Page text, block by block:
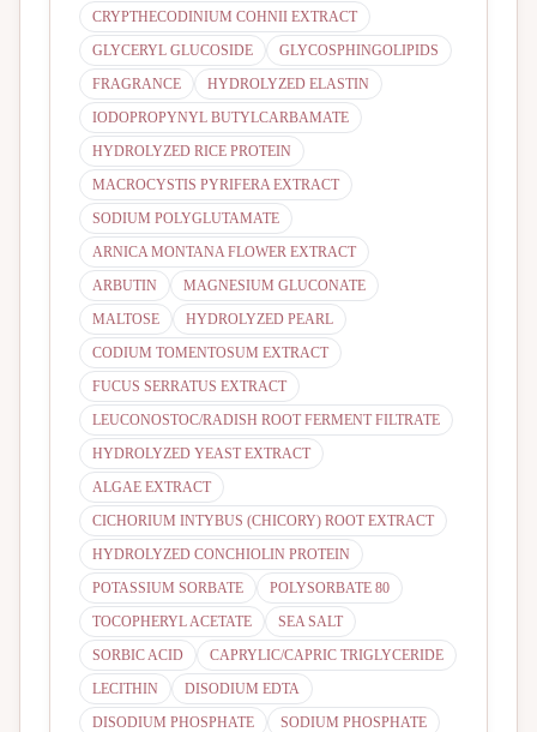
CRYPTHECODINIUM COHNII EXTRACT
GLYCERYL GLUCOSIDE
GLYCOSPHINGOLIPIDS
FRAGRANCE
HYDROLYZED ELASTIN
IODOPROPYNYL BUTYLCARBAMATE
HYDROLYZED RICE PROTEIN
MACROCYSTIS PYRIFERA EXTRACT
SODIUM POLYGLUTAMATE
ARNICA MONTANA FLOWER EXTRACT
ARBUTIN
MAGNESIUM GLUCONATE
MALTOSE
HYDROLYZED PEARL
CODIUM TOMENTOSUM EXTRACT
FUCUS SERRATUS EXTRACT
LEUCONOSTOC/RADISH ROOT FERMENT FILTRATE
HYDROLYZED YEAST EXTRACT
ALGAE EXTRACT
CICHORIUM INTYBUS (CHICORY) ROOT EXTRACT
HYDROLYZED CONCHIOLIN PROTEIN
POTASSIUM SORBATE
POLYSORBATE 80
TOCOPHERYL ACETATE
SEA SALT
SORBIC ACID
CAPRYLIC/CAPRIC TRIGLYCERIDE
LECITHIN
DISODIUM EDTA
DISODIUM PHOSPHATE
SODIUM PHOSPHATE